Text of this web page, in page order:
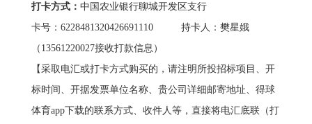
打卡方式： 中国农业银行聊城开发区支行
卡号：6228481320426691110 持卡人：樊星娥
（13561220027接收打款信息）
【采取电汇或打卡方式购买的，请注明所投招标项目、开
标时间、开据发票单位名称、贵公司详细邮寄地址、得球
体育app下载的联系方式、收件人等，直接将电汇底联（打